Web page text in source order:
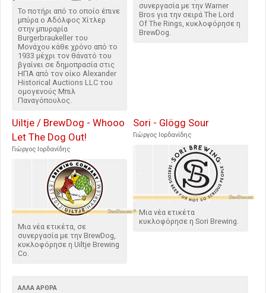
Το ποτήρι από το οποίο έπινε
μπύρα ο Αδόλφος Χίτλερ
στην μπυραρία
Burgerbraukeller του
Μονάχου κάθε χρόνο από το
1933 μέχρι τον θάνατό του
βγαίνει σε δημοπρασία στις
ΗΠΑ από τον οίκο Alexander
Historical Auctions LLC του
ομογενούς Μπιλ
Παναγόπουλος.
συνεργασία με την Warner
Bros για την σειρά The Lord
Of The Rings, κυκλοφόρησε η
BrewDog.
Uiltje / BrewDog - Whooo
Let The Dog Out!
Γιώργος Ιορδανίδης
Μια νέα ετικέτα, σε
συνεργασία με την BrewDog,
κυκλοφόρησε η Uiltje Brewing
Co.
Sori - Glögg Sour
Γιώργος Ιορδανίδης
Μια νέα ετικέτα
κυκλοφόρησε η Sori Brewing.
ΆΛΛΑ ΆΡΘΡΑ